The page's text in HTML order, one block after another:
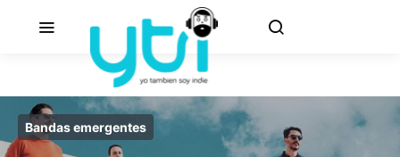
Bandas emergentes